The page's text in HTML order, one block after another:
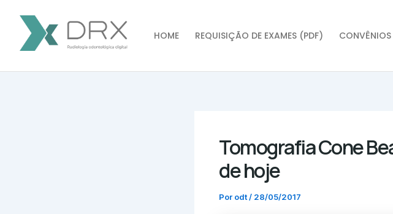
para
conteúdo
HOME REQUISIÇÃO DE EXAMES (PDF) CONVÊNIOS
Tomografia Cone
de hoje
Por odt/ 28/05/2017